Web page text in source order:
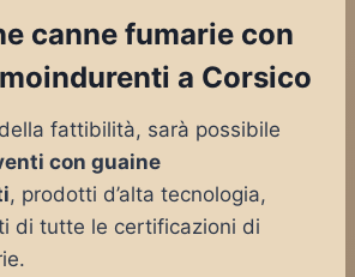
canne fumarie con
a Corsico
fattibilità, sarà possibile
con guaine
, prodotti d’alta tecnologia,
di tutte le certificazioni di